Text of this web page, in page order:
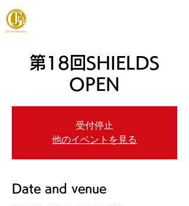
第18回SHIELDS
OPEN
受付停止
他のイベントを見る
Date and venue